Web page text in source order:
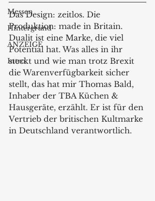
Messen
Hintergrund
ANZEIGE
Intro
Das Design: zeitlos. Die
Produktion: made in Britain.
Dualit ist eine Marke, die viel
Potential hat. Was alles in ihr
steckt und wie man trotz Brexit
die Warenverfügbarkeit sicher
stellt, das hat mir Thomas Bald,
Inhaber der TBA Küchen &
Hausgeräte, erzählt. Er ist für den
Vertrieb der britischen Kultmarke
in Deutschland verantwortlich.